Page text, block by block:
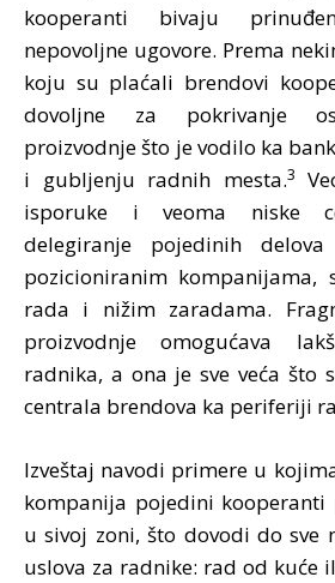
kooperanti bivaju
nepovoljne ugovore. Prema
koju su plaćali brendovi
dovoljne za pokrivanje
proizvodnje što je vodilo ka
i gubljenju radnih mesta.3
isporuke i veoma niske
delegiranje pojedinih
pozicioniranim kompanijama,
rada i nižim zaradama.
proizvodnje omogućava
radnika, a ona je sve veća što
centrala brendova ka periferiji
Izveštaj navodi primere u
kompanija pojedini
u sivoj zoni, što dovodi do sve
uslova za radnike: rad od kuće